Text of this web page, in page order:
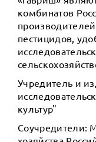
комбинатов
пестицидов,
Учредитель и
культур"
Соучредители: